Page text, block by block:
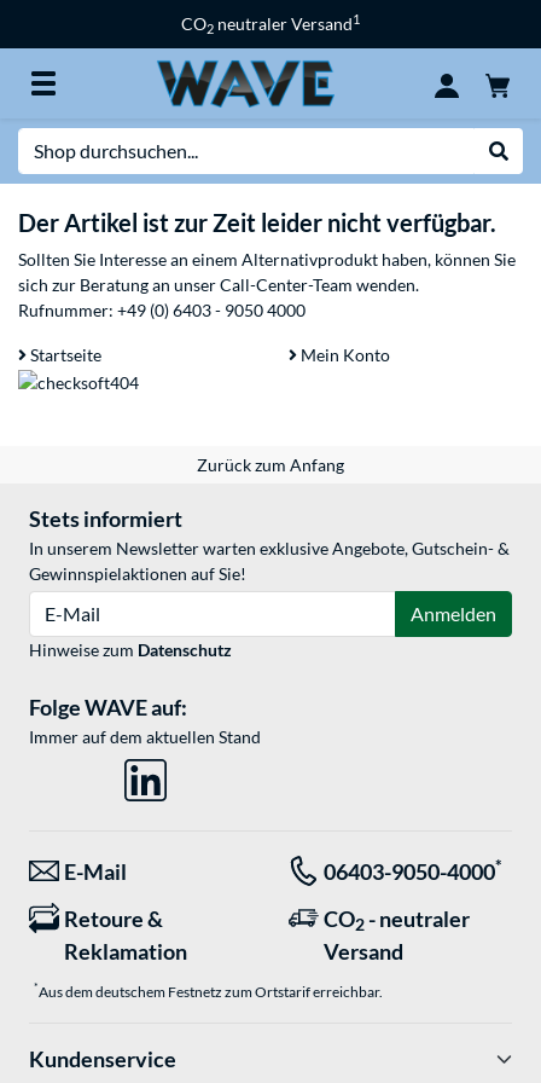
CO2 neutraler Versand1
Der Artikel ist zur Zeit leider nicht verfügbar.
Sollten Sie Interesse an einem Alternativprodukt haben, können Sie
sich zur Beratung an unser Call-Center-Team wenden.
Rufnummer: +49 (0) 6403 - 9050 4000
Startseite Mein Konto
Zurück zum Anfang
Stets informiert
In unserem Newsletter warten exklusive Angebote, Gutschein- &
Gewinnspielaktionen auf Sie!
Anmelden
Hinweise zum Datenschutz
Folge WAVE auf:
Immer auf dem aktuellen Stand
E-Mail 06403-9050-4000*
Retoure &
Reklamation
CO2 - neutraler
Versand
*Aus dem deutschem Festnetz zum Ortstarif erreichbar.
Kundenservice